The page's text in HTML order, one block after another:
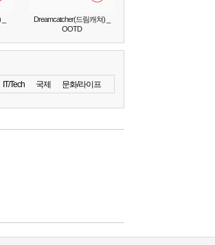
Dreamcatcher(드림캐쳐) _
OOTD
IT/Tech 국제 문화/라이프